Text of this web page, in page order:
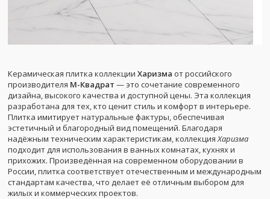
Керамическая плитка коллекции Харизма от российского
производителя М-Квадрат — это сочетание современного
дизайна, высокого качества и доступной цены. Эта коллекция
разработана для тех, кто ценит стиль и комфорт в интерьере.
Плитка имитирует натуральные фактуры, обеспечивая
эстетичный и благородный вид помещений. Благодаря
надёжным техническим характеристикам, коллекция Харизма
подходит для использования в ванных комнатах, кухнях и
прихожих. Произведённая на современном оборудовании в
России, плитка соответствует отечественным и международным
стандартам качества, что делает её отличным выбором для
жилых и коммерческих проектов.